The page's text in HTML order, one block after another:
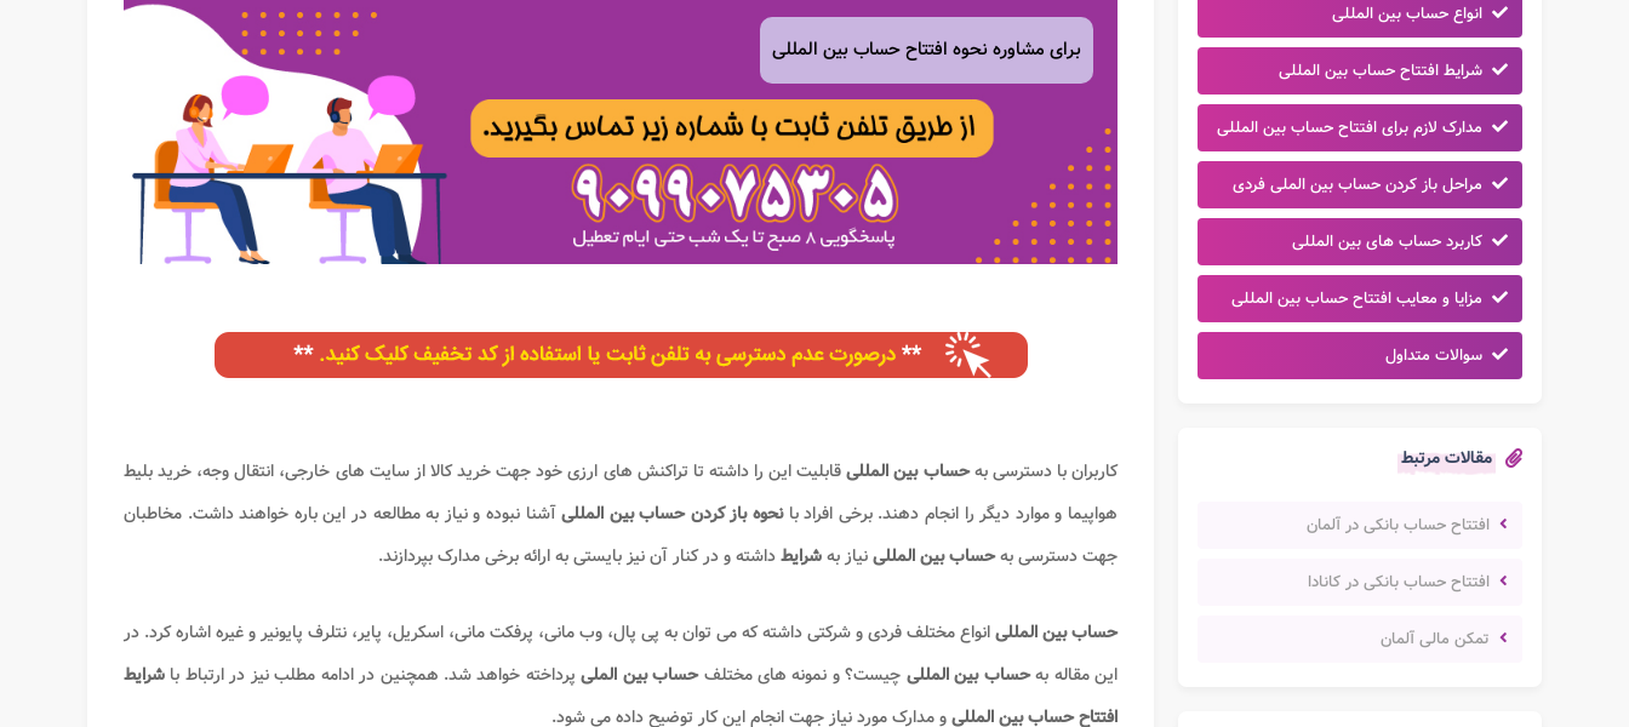
انواع حساب بین المللی
شرایط افتتاح حساب بین المللی
مدارک لازم برای افتتاح حساب بین المللی
مراحل باز کردن حساب بین الملی فردی
کاربرد حساب های بین المللی
مزایا و معایب افتتاح حساب بین المللی
سوالات متداول
مقالات مرتبط
افتتاح حساب بانکی در آلمان
افتتاح حساب بانکی در کانادا
تمکن مالی آلمان
برای مشاوره نحوه افتتاح حساب بین المللی
کاربران با دسترسی بهحساب بین المللیقابلیت این را داشته تا تراکنش های ارزی خود جهت خرید کالا از سایت های خارجی، انتقال وجه، خرید بلیط
هواپیما و موارد دیگر را انجام دهند. برخی افراد بانحوه باز کردن حساب بین المللیآشنا نبوده و نیاز به مطالعه در این باره خواهند داشت. مخاطبان
جهت دسترسی بهحساب بین المللینیاز بهشرایطداشته و در کنار آن نیز بایستی به ارائه برخی مدارک بپردازند.
حساب بین المللیانواع مختلف فردی و شرکتی داشته که می توان به پی پال، وب مانی، پرفکت مانی، اسکریل، پایر، نتلرف پایونیر و غیره اشاره کرد. در
این مقاله بهحساب بین المللی چیست؟ و نمونه های مختلفحساب بین الملیپرداخته خواهد شد. همچنین در ادامه مطلب نیز در ارتباط با شرایط
افتتاح حساب بین المللیو مدارک مورد نیاز جهت انجام این کار توضیح داده می شود.